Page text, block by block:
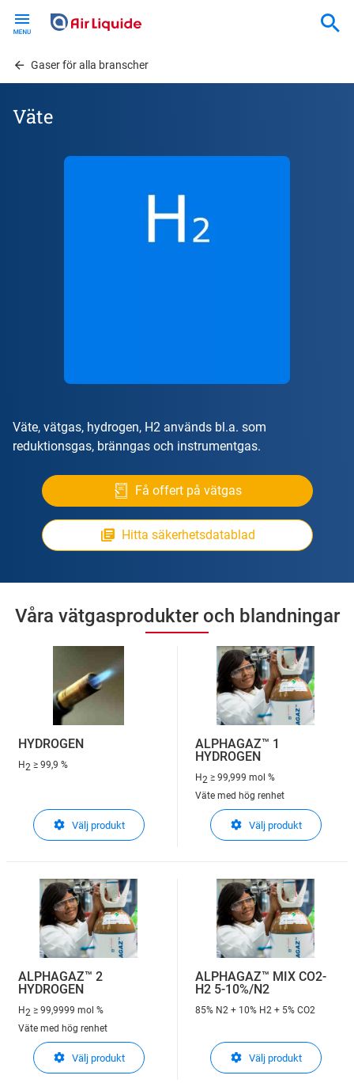
contentGaser för alla branscher
Väte
Väte, vätgas, hydrogen, H2 används bl.a. som
reduktionsgas, bränngas och instrumentgas.
Få offert på vätgas
Hitta säkerhetsdatablad
Våra vätgasprodukter och blandningar
HYDROGEN
H2 ≥ 99,9 %
Välj produkt
ALPHAGAZ™ 1
HYDROGEN
H2 ≥ 99,999 mol %
Väte med hög renhet
Välj produkt
ALPHAGAZ™ 2
HYDROGEN
H2 ≥ 99,9999 mol %
Väte med hög renhet
Välj produkt
ALPHAGAZ™ MIX CO2-
H2 5-10%/N2
85% N2 + 10% H2 + 5% CO2
Välj produkt